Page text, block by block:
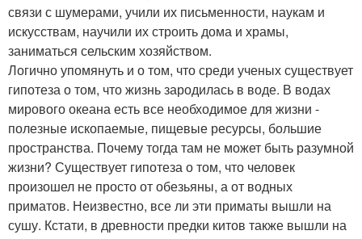
связи с шумерами, учили их письменности, наукам и
искусствам, научили их строить дома и храмы,
заниматься сельским хозяйством.
Логично упомянуть и о том, что среди ученых существует
гипотеза о том, что жизнь зародилась в воде. В водах
мирового океана есть все необходимое для жизни -
полезные ископаемые, пищевые ресурсы, большие
пространства. Почему тогда там не может быть разумной
жизни? Существует гипотеза о том, что человек
произошел не просто от обезьяны, а от водных
приматов. Неизвестно, все ли эти приматы вышли на
сушу. Кстати, в древности предки китов также вышли на